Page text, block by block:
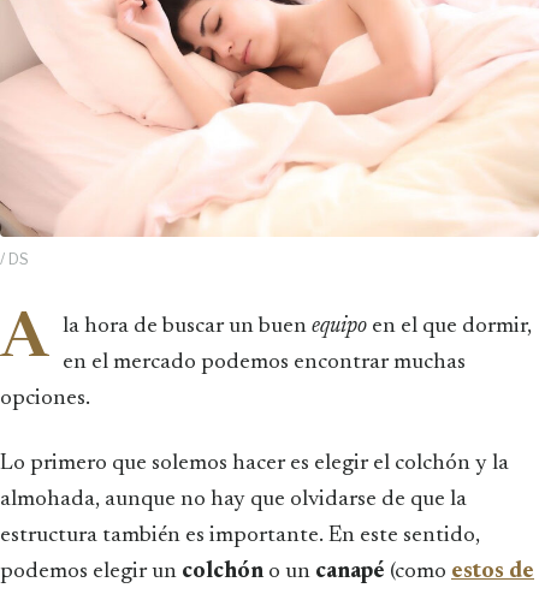
/ DS
A la hora de buscar un buen equipo en el que dormir,
en el mercado podemos encontrar muchas
opciones.
Lo primero que solemos hacer es elegir el colchón y la
almohada, aunque no hay que olvidarse de que la
estructura también es importante. En este sentido,
podemos elegir un colchón o un canapé (como estos de